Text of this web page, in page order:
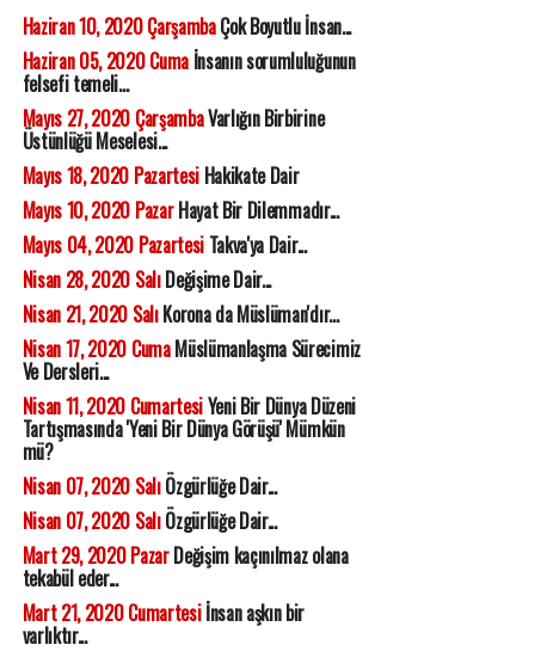
Haziran 10, 2020 ÇarşambaÇok Boyutlu İnsan...
Haziran 05, 2020 Cumaİnsanın sorumluluğunun
felsefi temeli...
Mayıs 27, 2020 ÇarşambaVarlığın Birbirine
Üstünlüğü Meselesi...
Mayıs 18, 2020 PazartesiHakikate Dair
Mayıs 10, 2020 PazarHayat Bir Dilemmadır...
Mayıs 04, 2020 PazartesiTakva'ya Dair...
Nisan 28, 2020 SalıDeğişime Dair...
Nisan 21, 2020 SalıKorona da Müslüman'dır...
Nisan 17, 2020 CumaMüslümanlaşma Sürecimiz
Ve Dersleri...
Nisan 11, 2020 CumartesiYeni Bir Dünya Düzeni
Tartışmasında 'Yeni Bir Dünya Görüşü' Mümkün
mü?
Nisan 07, 2020 SalıÖzgürlüğe Dair...
Nisan 07, 2020 SalıÖzgürlüğe Dair...
Mart 29, 2020 PazarDeğişim kaçınılmaz olana
tekabül eder...
Mart 21, 2020 Cumartesiİnsan aşkın bir
varlıktır...